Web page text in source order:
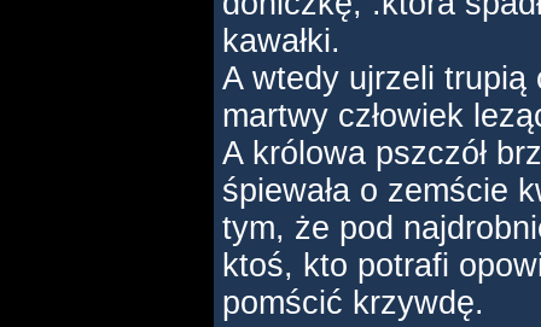
kawałki.
A wtedy ujrzeli
martwy człowiek
A królowa pszczół
śpiewała o zemście
tym, że pod
ktoś, kto potrafi
pomścić krzywdę.